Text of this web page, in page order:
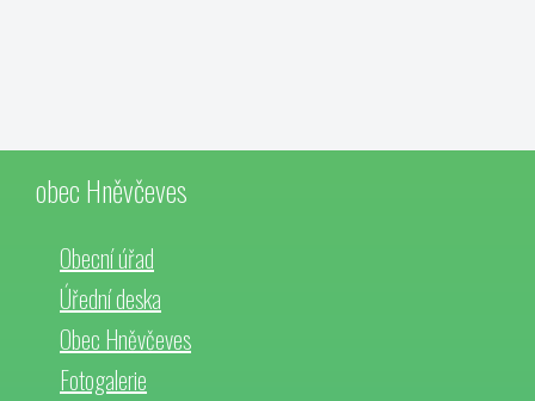
obec Hněvčeves
Obecní úřad
Úřední deska
Obec Hněvčeves
Fotogalerie